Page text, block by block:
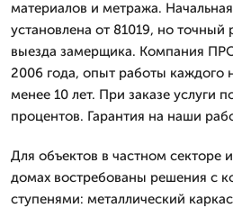
материалов и метража.
установлена от 81019, но точный
выезда замерщика. Компания
2006 года, опыт работы каждого
менее 10 лет. При заказе услуги
процентов. Гарантия на наши
Для объектов в частном секторе
домах востребованы решения с
ступенями: металлический